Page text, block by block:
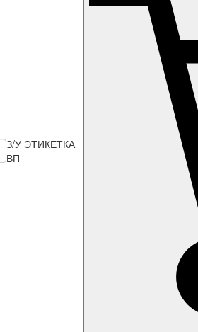
З/У ЭТИКЕТКА
ВП